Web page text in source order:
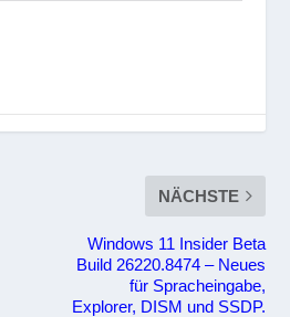
NÄCHSTE
Windows 11 Insider Beta
Build 26220.8474 – Neues
für Spracheingabe,
Explorer, DISM und SSDP.